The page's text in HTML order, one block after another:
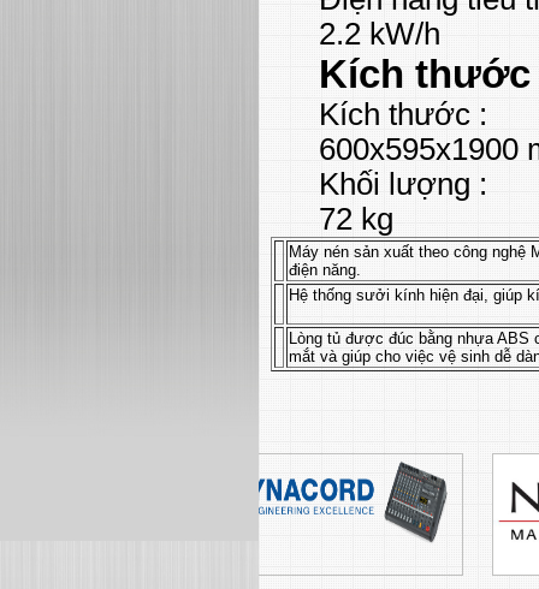
2.2 kW/h
Kích
Kích thước :
600x595x1900
Khối lượng :
72 kg
Máy nén sản xuất theo công nghệ
điện năng.
Hệ thống sưởi kính hiện đại, giúp
Lòng tủ được đúc bằng nhựa ABS
mắt và giúp cho việc vệ sinh dễ